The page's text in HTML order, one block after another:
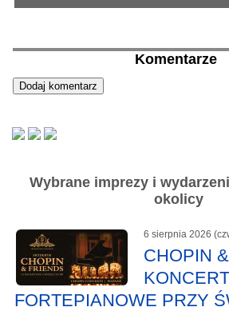
Komentarze
Wybrane imprezy i
okolicy
6 sierpnia 2026
CHOPIN
FORTEPIANOWE PRZY